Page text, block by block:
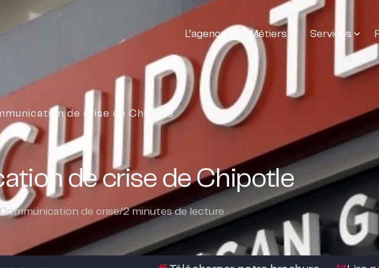
L’agence Métiers Services
de crise de Chipotle
de crise de Chipotle
de crise/2minutes de lecture